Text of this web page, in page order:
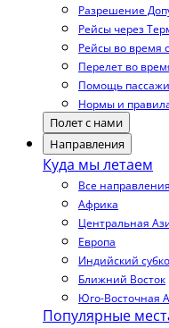
Разрешение
Рейсы через
Рейсы во время
Перелет во
Помощь
Нормы и
Полет с нами
Направления
Куда мы летаем
Все направления
Африка
Центральная
Европа
Индийский
Ближний Восток
Юго-Восточная
Популярные